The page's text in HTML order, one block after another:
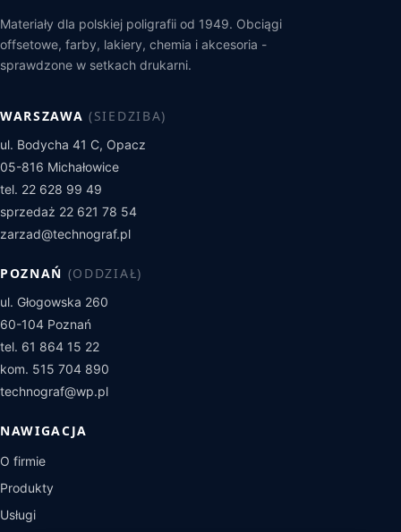
Materiały dla polskiej poligrafii od 1949. Obciągi
offsetowe, farby, lakiery, chemia i akcesoria -
sprawdzone w setkach drukarni.
WARSZAWA(SIEDZIBA)
ul. Bodycha 41 C, Opacz
05-816 Michałowice
tel. 22 628 99 49
sprzedaż 22 621 78 54
zarzad@technograf.pl
POZNAŃ (ODDZIAŁ)
ul. Głogowska 260
60-104 Poznań
tel. 61 864 15 22
kom. 515 704 890
technograf@wp.pl
NAWIGACJA
O firmie
Produkty
Usługi